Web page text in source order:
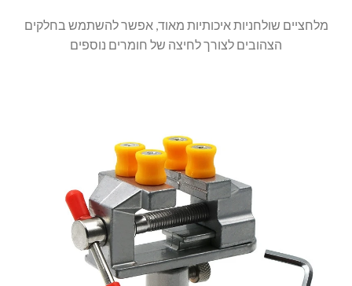
מלחציים שולחניות איכותיות מאוד, אפשר להשתמש בחלקים
הצהובים לצורך לחיצה של חומרים נוספים